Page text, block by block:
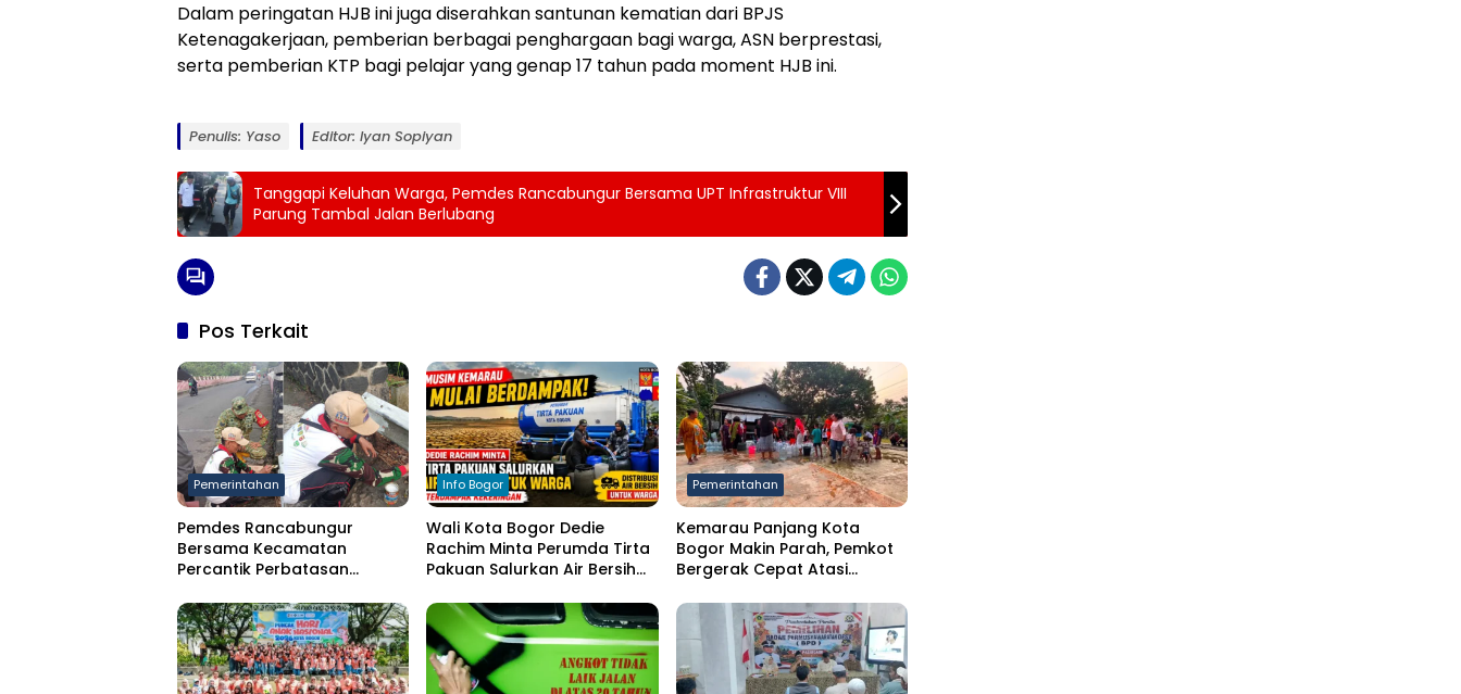
Dalam peringatan HJB ini juga diserahkan santunan kematian dari BPJS
Ketenagakerjaan, pemberian berbagai penghargaan bagi warga, ASN berprestasi,
serta pemberian KTP bagi pelajar yang genap 17 tahun pada moment HJB ini.
Penulis: Yaso Editor: Iyan Sopiyan
Tanggapi Keluhan Warga, Pemdes Rancabungur Bersama UPT Infrastruktur VIII
Parung Tambal Jalan Berlubang
Pos Terkait
Pemerintahan
Pemdes Rancabungur
Bersama Kecamatan
Percantik Perbatasan
Putih Sambut HUT RI ke-81
Info Bogor
Wali Kota Bogor Dedie
Rachim Minta Perumda Tirta
Pakuan Salurkan Air Bersih
Kekeringan
Pemerintahan
Kemarau Panjang Kota
Bogor Makin Parah, Pemkot
Bergerak Cepat Atasi